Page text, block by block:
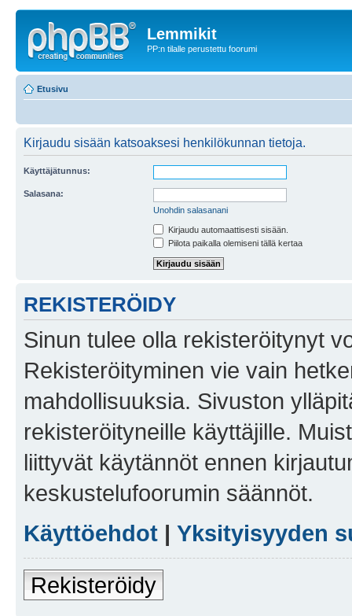
Lemmikit
PP:n tilalle perustettu foorumi
Etusivu
Kirjaudu sisään katsoaksesi henkilökunnan tietoja.
Käyttäjätunnus:
Salasana:
Unohdin salasanani
Kirjaudu automaattisesti sisään.
Piilota paikalla olemiseni tällä kertaa
REKISTERÖIDY
Sinun tulee olla rekisteröitynyt
Rekisteröityminen vie vain
mahdollisuuksia. Sivuston
rekisteröityneille käyttäjille.
liittyvät käytännöt ennen
keskustelufoorumin säännöt.
Käyttöehdot | Yksityisyyden
Rekisteröidy